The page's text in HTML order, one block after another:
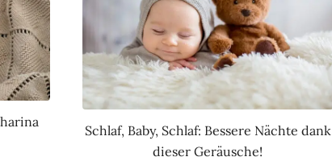
Schlaf, Baby, Schlaf: Bessere Nächte dank
dieser Geräusche!